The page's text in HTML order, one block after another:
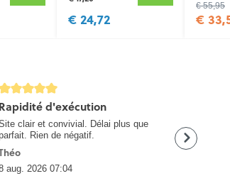
€ 24,72
€ 55,95
€
detail.reviewRatingAltText
Rapidité d'exécution
clair et convivial. Délai plus que
Rien de négatif.
aug. 2026 07:04
Karin